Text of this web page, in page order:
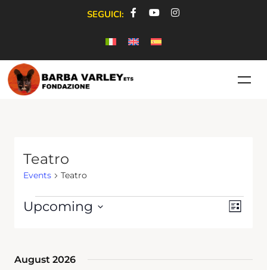
SEGUICI:
Teatro
Events Teatro
Event
List
Upcoming
August 2026